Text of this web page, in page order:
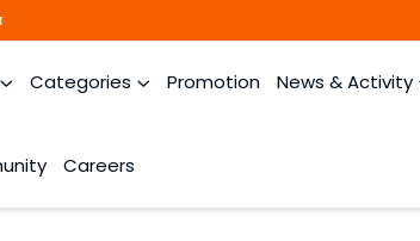
Categories Promotion News & Activity
Careers